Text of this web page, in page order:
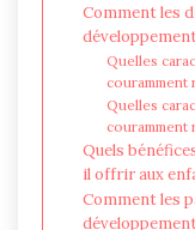
Comment les
Quelles
couramment
Quelles
couramment
Quels
il offrir aux
Comment les